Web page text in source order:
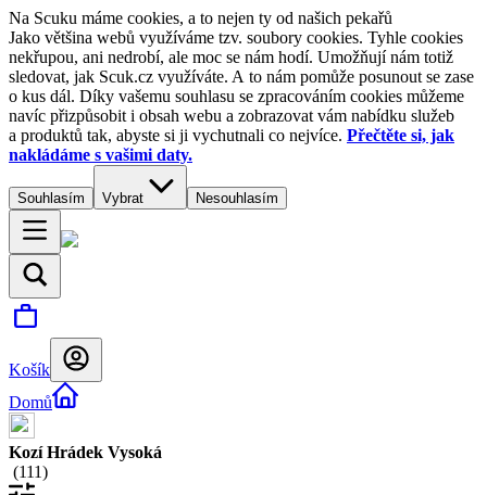
Na Scuku máme cookies, a to nejen ty od našich pekařů
Jako většina webů využíváme tzv. soubory cookies. Tyhle cookies
nekřupou, ani nedrobí, ale moc se nám hodí. Umožňují nám totiž
sledovat, jak Scuk.cz využíváte. A to nám pomůže posunout se zase
o kus dál. Díky vašemu souhlasu se zpracováním cookies můžeme
navíc přizpůsobit i obsah webu a zobrazovat vám nabídku služeb
a produktů tak, abyste si ji vychutnali co nejvíce. Přečtěte si, jak
nakládáme s vašimi daty.
Souhlasím Vybrat Nesouhlasím
Košík
Domů
Kozí Hrádek Vysoká
(111)